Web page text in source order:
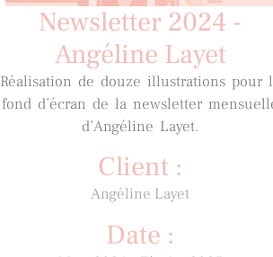
Newsletter 2024 -
Angéline Layet
Réalisation de douze illustrations pour
fond d’écran de la newsletter
d’Angéline Layet.
Client :
Angéline Layet
Date :